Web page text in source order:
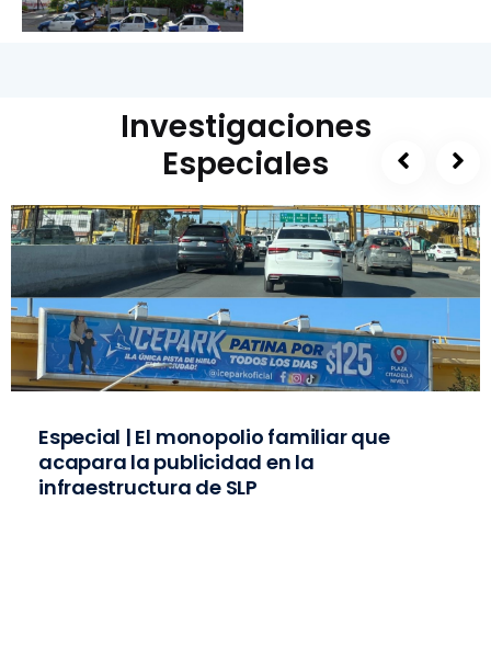
Investigaciones
Especiales
Especial | El monopolio familiar que
acapara la publicidad en la
infraestructura de SLP